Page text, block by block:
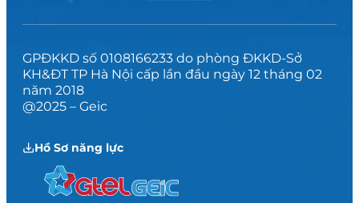
GPĐKKD số 0108166233 do phòng ĐKKD-Sở
KH&ĐT TP Hà Nội cấp lần đầu ngày 12 tháng 02
năm 2018
@2025 – Geic
Hồ Sơ năng lực